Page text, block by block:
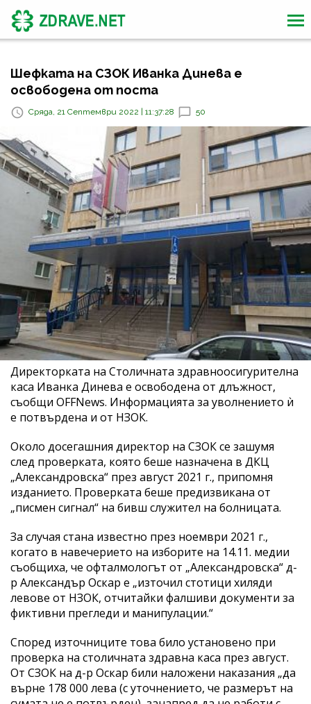
Шефката на СЗОК Иванка Динева е
освободена от поста
Сряда, 21 Септември 2022 | 11:37:28 50
Директорката на Столичната здравноосигурителна
каса Иванка Динева е освободена от длъжност,
съобщи OFFNews. Информацията за уволнението ѝ
е потвърдена и от НЗОК.
Около досегашния директор на СЗОК се зашумя
след проверката, която беше назначена в ДКЦ
„Александровска“ през август 2021 г., припомня
изданието. Проверката беше предизвикана от
„писмен сигнал“ на бивш служител на болницата.
За случая стана известно през ноември 2021 г.,
когато в навечерието на изборите на 14.11. медии
съобщиха, че офталмологът от „Александровска“ д-
р Александър Оскар е „източил стотици хиляди
левове от НЗОК, отчитайки фалшиви документи за
фиктивни прегледи и манипулации.“
Според източниците това било установено при
проверка на столичната здравна каса през август.
От СЗОК на д-р Оскар били наложени наказания „да
върне 178 000 лева (с уточнението, че размерът на